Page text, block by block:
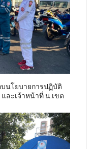
บนโยบายการปฏิบัติ
ละเจ้าหน้าที่ น.เขต